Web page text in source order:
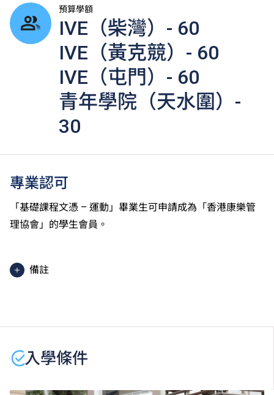
預算學額
IVE（柴灣）- 60
IVE（黃克競）- 60
IVE（屯門）- 60
青年學院（天水圍）-
30
專業認可
「基礎課程文憑 – 運動」畢業生可申請成為「香港康樂管
理協會」的學生會員。
備註
分校／上課地點。
入學條件